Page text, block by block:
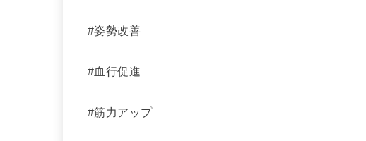
#姿勢改善
#血行促進
#筋力アップ